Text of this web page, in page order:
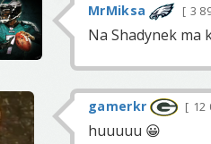
MrMiksa 3
Na Shadynek
gamerkr 12
huuuuu 😀